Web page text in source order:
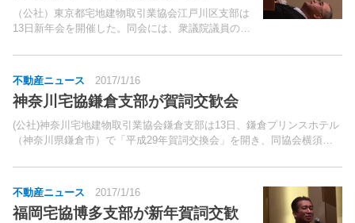
（公社）東京都宅地建物取引業協会江戸川区支部は
13日新年会を開催した。同会には、衆議院議員の大
参加した。
不動産ニュース 2017/1/16
神奈川宅協鎌倉支部が賀詞交歓会
(公社)神奈川宅地建物取引業協会鎌倉支部は13日、鎌倉プリンスホテル
（神奈川県鎌倉市）で「平成29年賀詞交換会」を開き、同協会横須賀
催者を代表して挨拶した鎌倉支部支部長の徳増源七...
不動産ニュース 2017/1/16
福岡宅協博多支部が新年賀詞交歓